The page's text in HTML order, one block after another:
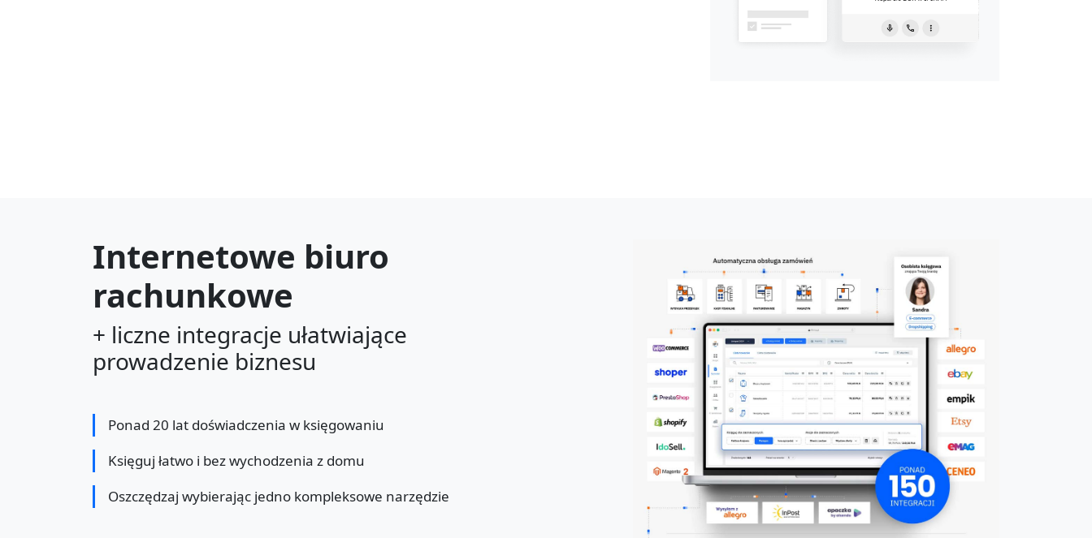
Internetowe biuro
rachunkowe
+ liczne integracje ułatwiające
prowadzenie biznesu
Ponad 20 lat doświadczenia w księgowaniu
Księguj łatwo i bez wychodzenia z domu
Oszczędzaj wybierając jedno kompleksowe narzędzie